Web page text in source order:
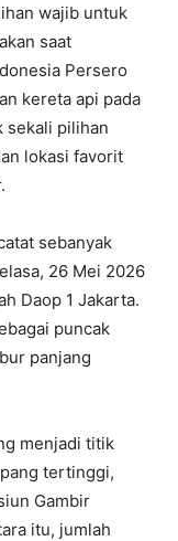
wajib untuk
saat
Persero
kereta api pada
sekali pilihan
lokasi favorit
sebanyak
26 Mei 2026
Daop 1 Jakarta.
puncak
panjang
menjadi titik
tertinggi,
Gambir
itu, jumlah